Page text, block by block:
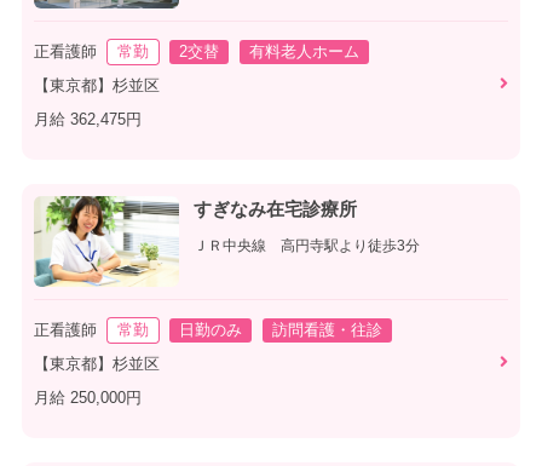
正看護師 常勤 2交替
有料老人ホーム
【東京都】杉並区
月給 362,475円
すぎなみ在宅診療所
ＪＲ中央線 高円寺駅より徒歩3分
正看護師 常勤 日勤のみ
訪問看護・往診
【東京都】杉並区
月給 250,000円